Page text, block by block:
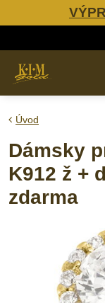
Úvod
Dámsky
K912 ž +
zdarma